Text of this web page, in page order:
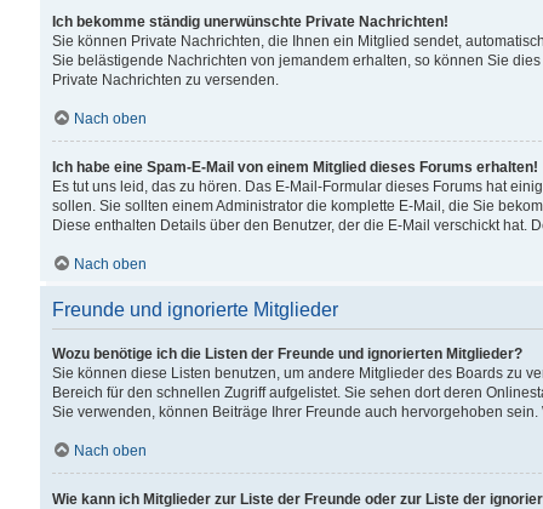
Ich bekomme ständig unerwünschte Private Nachrichten!
Sie können Private Nachrichten, die Ihnen ein Mitglied sendet,
Sie belästigende Nachrichten von jemandem erhalten, so können Sie
Private Nachrichten zu versenden.
Nach oben
Ich habe eine Spam-E-Mail von einem Mitglied dieses Forums erhalten!
Es tut uns leid, das zu hören. Das E-Mail-Formular dieses Forums hat
sollen. Sie sollten einem Administrator die komplette E-Mail, die Sie
Diese enthalten Details über den Benutzer, der die E-Mail verschickt hat.
Nach oben
Freunde und ignorierte Mitglieder
Wozu benötige ich die Listen der Freunde und ignorierten Mitglieder?
Sie können diese Listen benutzen, um andere Mitglieder des Boards zu
Bereich für den schnellen Zugriff aufgelistet. Sie sehen dort deren
Sie verwenden, können Beiträge Ihrer Freunde auch hervorgehoben
Nach oben
Wie kann ich Mitglieder zur Liste der Freunde oder zur Liste der